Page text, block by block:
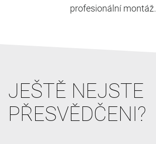
profesionální montáž.
JEŠTĚ NEJSTE
PŘESVĚDČENI?